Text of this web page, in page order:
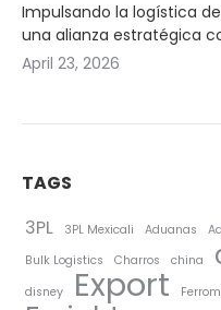
Impulsando la logística
una alianza estratégica
April 23, 2026
TAGS
3PL
3PL Mexicali Aduanas
Bulk Logistics
Charros china
disney Export